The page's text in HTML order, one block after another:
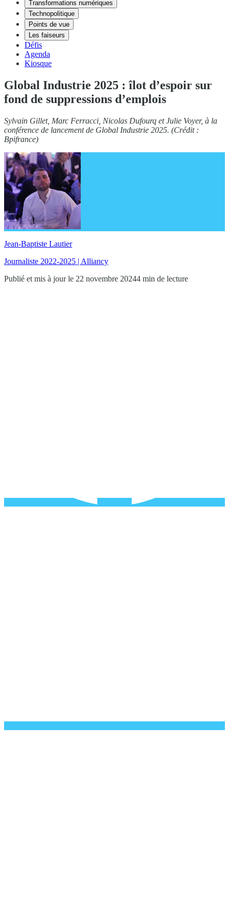
Transformations numériques
Technopolitique
Points de vue
Les faiseurs
Défis
Agenda
Kiosque
Global Industrie 2025 : îlot d’espoir sur
fond de suppressions d’emplois
Sylvain Gillet, Marc Ferracci, Nicolas Dufourq et Julie Voyer, à la
conférence de lancement de Global Industrie 2025. (Crédit :
Bpifrance)
Jean-Baptiste Lautier
Journaliste 2022-2025 | Alliancy
Publié et mis à jour le 22 novembre 20244 min de lecture